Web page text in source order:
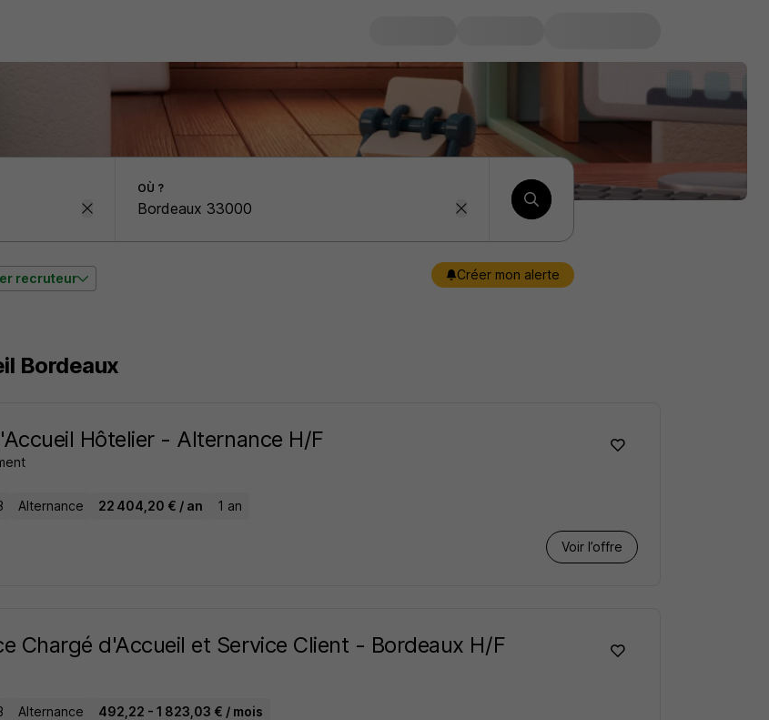
OÙ ?
recruteur Créer mon alerte
Bordeaux
Hôtelier - Alternance H/F
Alternance 22 404,20 € / an 1 an
Voir l’offre
Chargé d'Accueil et Service Client - Bordeaux H/F
Alternance 492,22 - 1 823,03 € / mois